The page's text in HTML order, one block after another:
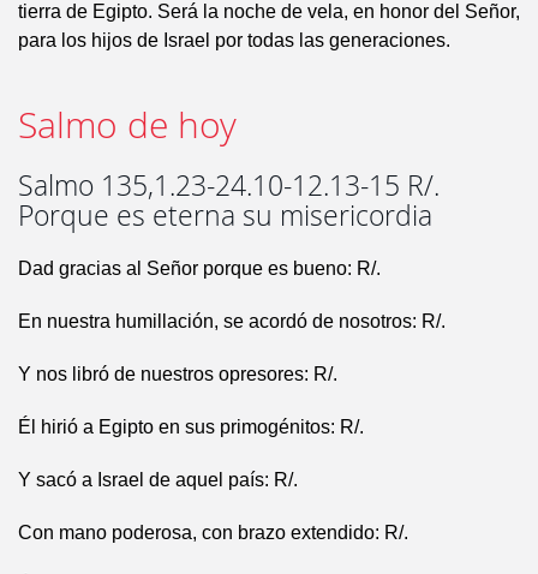
tierra de Egipto. Será la noche de vela, en honor del Señor,
para los hijos de Israel por todas las generaciones.
Salmo de hoy
Salmo 135,1.23-24.10-12.13-15 R/.
Porque es eterna su misericordia
Dad gracias al Señor porque es bueno: R/.
En nuestra humillación, se acordó de nosotros: R/.
Y nos libró de nuestros opresores: R/.
Él hirió a Egipto en sus primogénitos: R/.
Y sacó a Israel de aquel país: R/.
Con mano poderosa, con brazo extendido: R/.